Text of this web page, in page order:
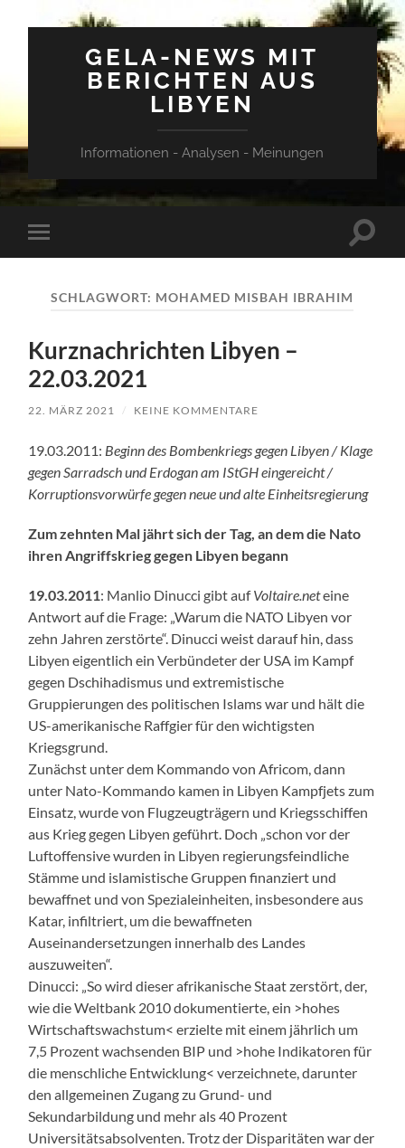
GELA-NEWS MIT
BERICHTEN AUS
LIBYEN
Informationen - Analysen - Meinungen
Mobile-
Menü
SCHLAGWORT: MOHAMED MISBAH IBRAHIM
Kurznachrichten Libyen –
22.03.2021
22. MÄRZ 2021 / KEINE KOMMENTARE
19.03.2011: Beginn des Bombenkriegs gegen Libyen / Klage
gegen Sarradsch und Erdogan am IStGH eingereicht /
Korruptionsvorwürfe gegen neue und alte Einheitsregierung
Zum zehnten Mal jährt sich der Tag, an dem die Nato
ihren Angriffskrieg gegen Libyen begann
19.03.2011: Manlio Dinucci gibt aufVoltaire.neteine
Antwort auf die Frage: „Warum die NATO Libyen vor
zehn Jahren zerstörte“. Dinucci weist darauf hin, dass
Libyen eigentlich ein Verbündeter der USA im Kampf
gegen Dschihadismus und extremistische
Gruppierungen des politischen Islams war und hält die
US-amerikanische Raffgier für den wichtigsten
Kriegsgrund.
Zunächst unter dem Kommando von Africom, dann
unter Nato-Kommando kamen in Libyen Kampfjets zum
Einsatz, wurde von Flugzeugträgern und Kriegsschiffen
aus Krieg gegen Libyen geführt. Doch „schon vor der
Luftoffensive wurden in Libyen regierungsfeindliche
Stämme und islamistische Gruppen finanziert und
bewaffnet und von Spezialeinheiten, insbesondere aus
Katar, infiltriert, um die bewaffneten
Auseinandersetzungen innerhalb des Landes
auszuweiten“.
Dinucci: „So wird dieser afrikanische Staat zerstört, der,
wie die Weltbank 2010 dokumentierte, ein >hohes
Wirtschaftswachstum< erzielte mit einem jährlich um
7,5 Prozent wachsenden BIP und >hohe Indikatoren für
die menschliche Entwicklung< verzeichnete, darunter
den allgemeinen Zugang zu Grund- und
Sekundarbildung und mehr als 40 Prozent
Universitätsabsolventen. Trotz der Disparitäten war der